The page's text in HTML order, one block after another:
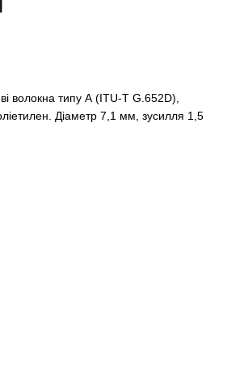
волокна типу А (ITU-T G.652D),
Діаметр 7,1 мм, зусилля 1,5